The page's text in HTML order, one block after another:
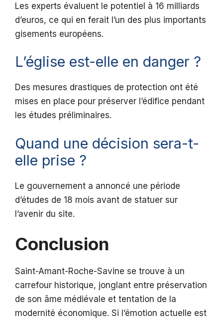
Les experts évaluent le potentiel à 16 milliards
d’euros, ce qui en ferait l’un des plus importants
gisements européens.
L’église est-elle en danger ?
Des mesures drastiques de protection ont été
mises en place pour préserver l’édifice pendant
les études préliminaires.
Quand une décision sera-t-
elle prise ?
Le gouvernement a annoncé une période
d’études de 18 mois avant de statuer sur
l’avenir du site.
Conclusion
Saint-Amant-Roche-Savine se trouve à un
carrefour historique, jonglant entre préservation
de son âme médiévale et tentation de la
modernité économique. Si l’émotion actuelle est